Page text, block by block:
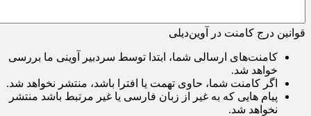
قوانین درج کامنت در آوین‌دیلی
کامنت‌های ارسالی شما، ابتدا توسط سردبیر آوینی ما بررسی
خواهد شد.
اگر کامنت شما، حاوی تهمت یا افترا باشد، منتشر نخواهد شد.
پیام هایی که به غیر از زبان فارسی یا غیر مرتبط باشد منتشر
نخواهد شد.